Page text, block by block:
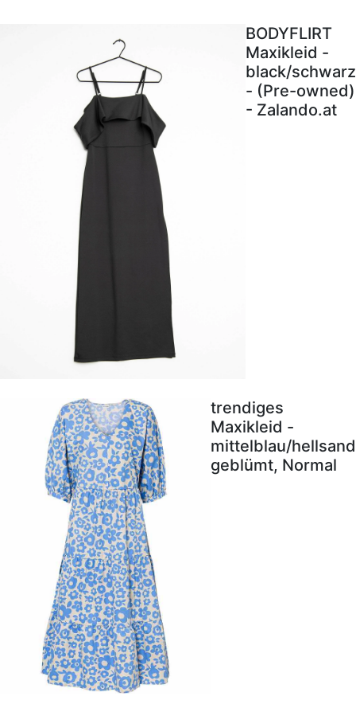
BODYFLIRT
Maxikleid -
black/schwarz
- (Pre-owned)
- Zalando.at
trendiges
Maxikleid -
mittelblau/hellsand
geblümt, Normal